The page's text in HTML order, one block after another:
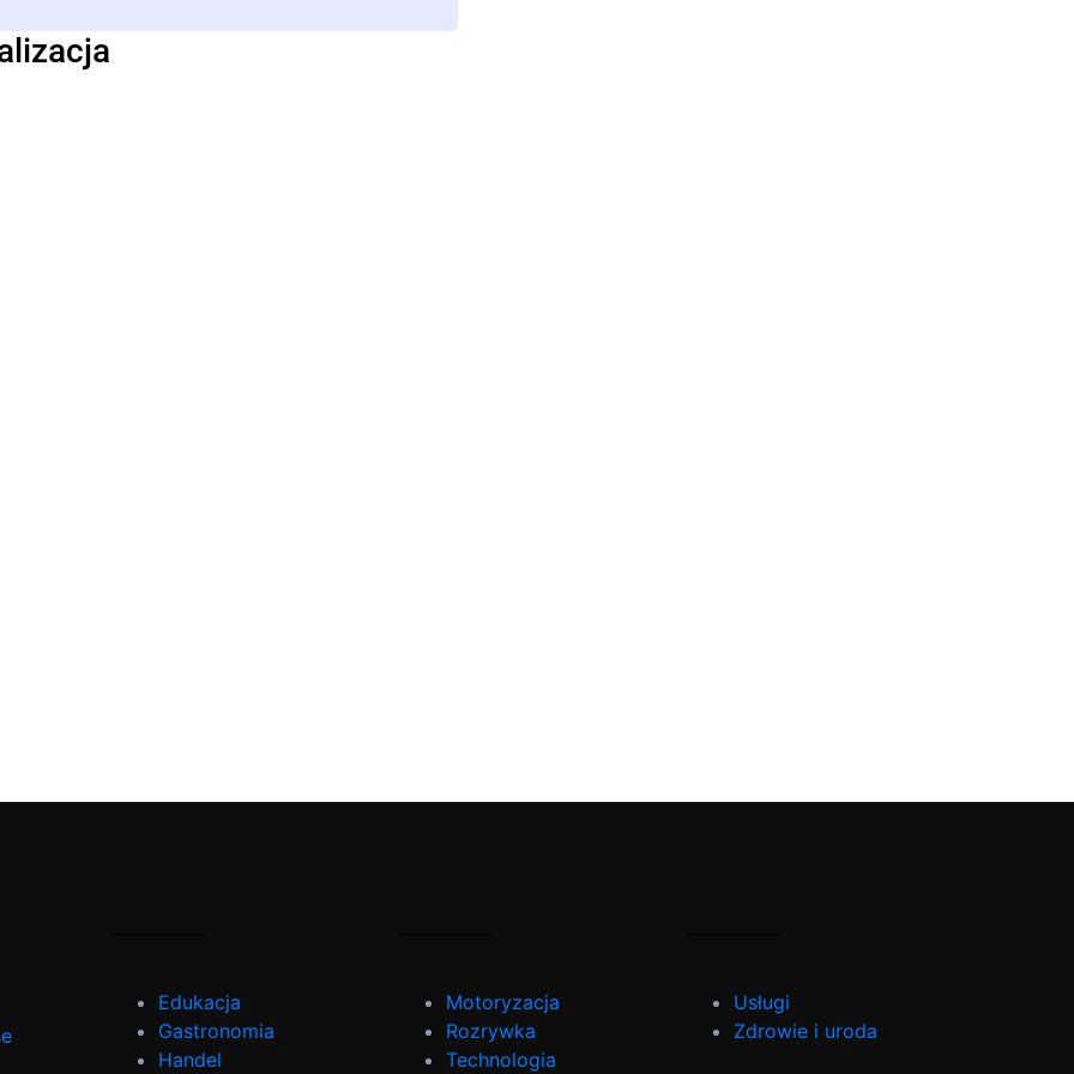
Edukacja
Gastronomia
Handel
Motoryzacja
Rozrywka
Technologia
Usługi
Zdrowie i uroda